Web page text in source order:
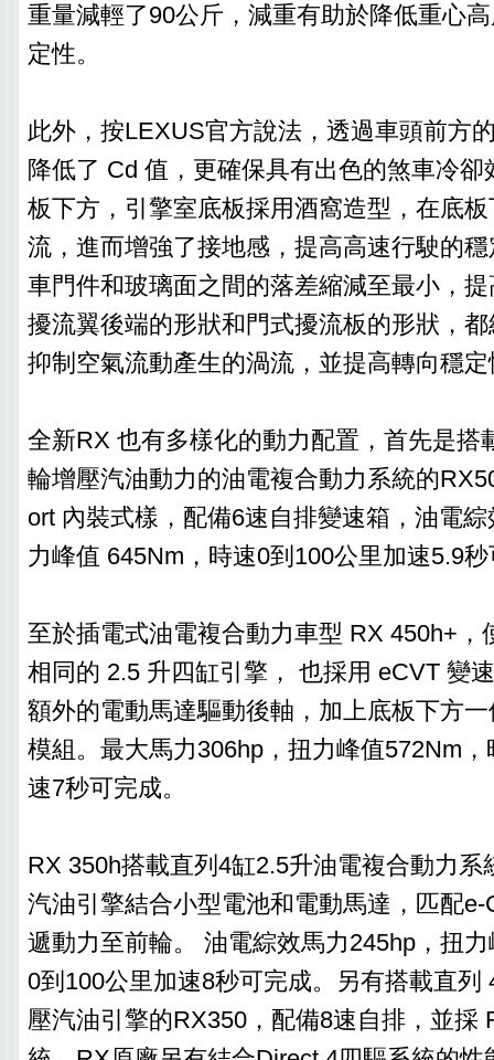
重量減輕了90公斤，減重有助於降低重心
定性。
此外，按LEXUS官方說法，透過車頭前方
降低了 Cd 值，更確保具有出色的煞車冷
板下方，引擎室底板採用酒窩造型，在底
流，進而增強了接地感，提高高速行駛的
車門件和玻璃面之間的落差縮減至最小，
擾流翼後端的形狀和門式擾流板的形狀，
抑制空氣流動產生的渦流，並提高轉向穩
全新RX 也有多樣化的動力配置，首先是搭
輪增壓汽油動力的油電複合動力系統的
ort 內裝式樣，配備6速自排變速箱，油電
力峰值 645Nm，時速0到100公里加速5.9
至於插電式油電複合動力車型 RX 450h+，
相同的 2.5 升四缸引擎， 也採用 eCVT 變
額外的電動馬達驅動後軸，加上底板下方
模組。最大馬力306hp，扭力峰值572Nm
速7秒可完成。
RX 350h搭載直列4缸2.5升油電複合動力系
汽油引擎結合小型電池和電動馬達，匹配
遞動力至前輪。 油電綜效馬力245hp，扭
0到100公里加速8秒可完成。另有搭載直列
壓汽油引擎的RX350，配備8速自排，並採